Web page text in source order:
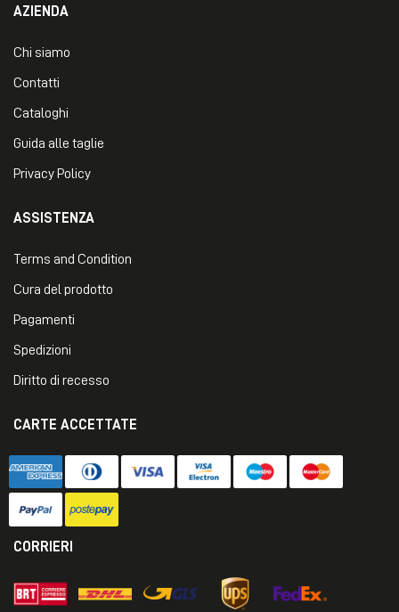
AZIENDA
Chi siamo
Contatti
Cataloghi
Guida alle taglie
Privacy Policy
ASSISTENZA
Terms and Condition
Cura del prodotto
Pagamenti
Spedizioni
Diritto di recesso
CARTE ACCETTATE
CORRIERI